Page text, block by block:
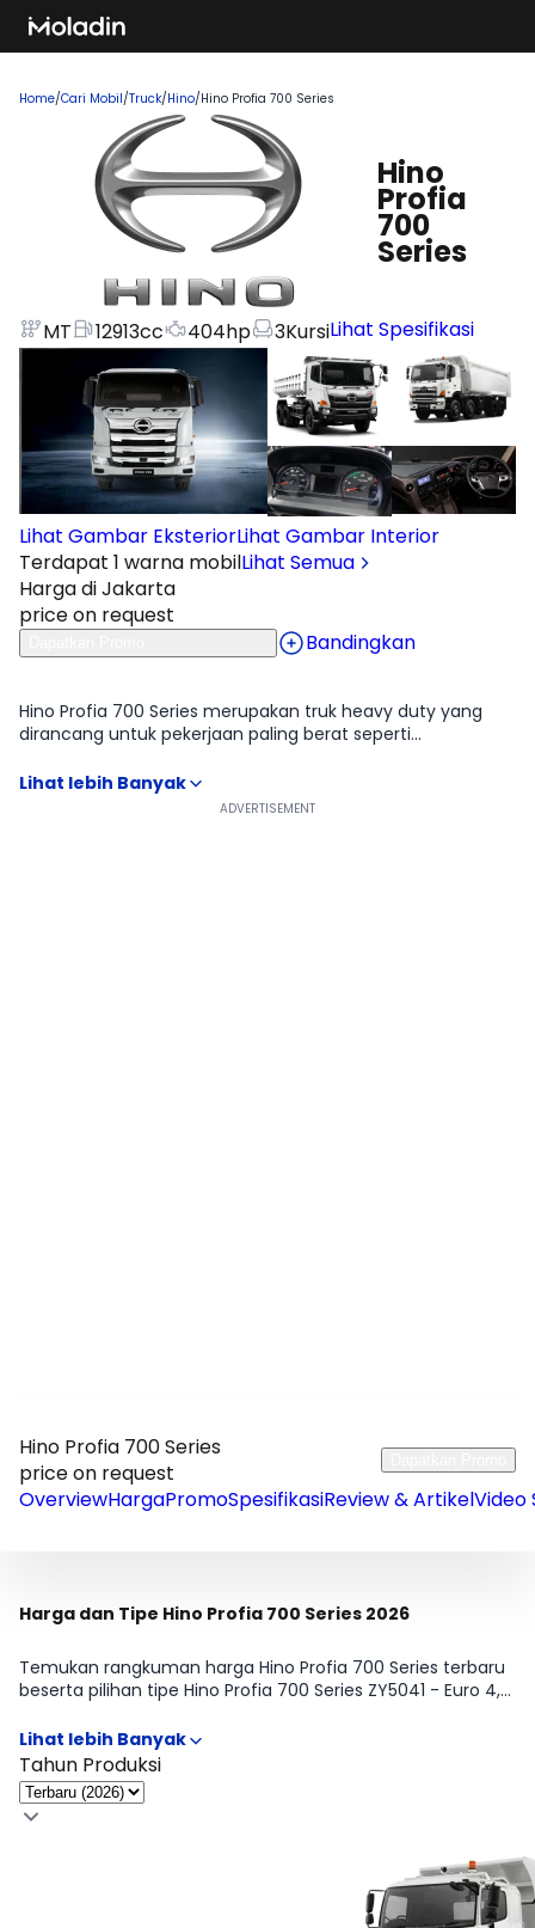
Home/Cari Mobil/Truck/Hino/Hino Profia 700 Series
Hino
Profia
700
Series
MT 12913cc 404hp 3KursiLihat Spesifikasi
Lihat Gambar EksteriorLihat Gambar Interior
Terdapat 1 warna mobilLihat Semua
Harga di Jakarta
price on request
Bandingkan
Hino Profia 700 Series merupakan truk heavy duty yang
dirancang untuk pekerjaan paling berat seperti
dengan muatan besar. Dari tampilan luar, desain kabinnya
terlihat kokoh dan besar, mencerminkan karakter
Hino Profia 700 Series
price on request
OverviewHargaPromoSpesifikasiReview & ArtikelVideo
Harga dan Tipe Hino Profia 700 Series 2026
Temukan rangkuman harga Hino Profia 700 Series terbaru
beserta pilihan tipe Hino Profia 700 Series ZY5041 - Euro 4,
membandingkan fitur, transmisi, dan budget. Kami
sertakan informasi OTR lintas kota serta opsi cicilan supaya
proses memilih tipe Hino Profia 700 Series paling pas jadi
lebih cepat. Butuh rincian tabel per varian? Lanjut ke
halaman Harga & Varian.
Tahun Produksi